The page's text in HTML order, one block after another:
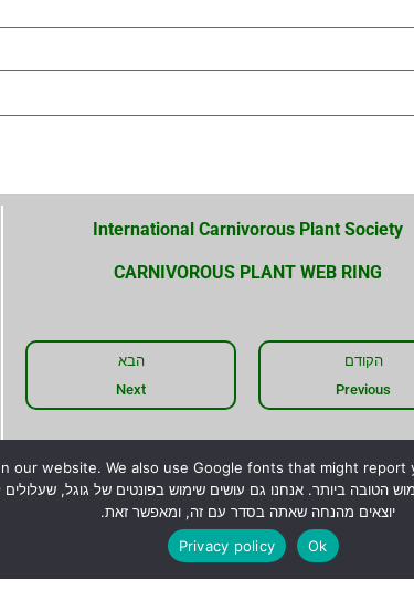
International Carnivorous Plant Society
CARNIVOROUS PLANT WEB RING
הקודם
Previous
הבא
Next
גידול צמחים טורפים, אלא קווים כלליים בלבד
website. We also use Google fonts that might
יוצאים מהנחה שאתה בסדר עם זה, ומאפשר זאת.
Ok
Privacy policy